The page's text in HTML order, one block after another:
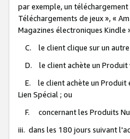
par exemple, un téléchargement
Téléchargements de jeux », «
Magazines électroniques Kindle
C. le client clique sur un autre
D. le client achète un Produit
E. le client achète un Produit
Lien Spécial ; ou
F. concernant les Produits
iii. dans les 180 jours suivant